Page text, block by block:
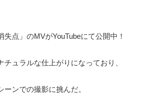
点」のMVがYouTubeにて公開中！
ュラルな仕上がりになっており、
ンでの撮影に挑んだ。